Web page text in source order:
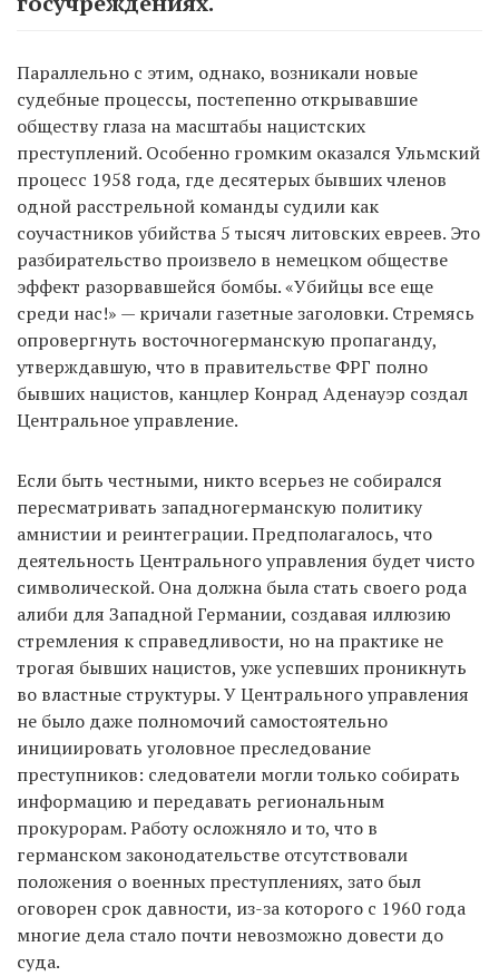
Параллельно с этим, однако, возникали новые
судебные процессы, постепенно открывавшие
обществу глаза на масштабы нацистских
преступлений. Особенно громким оказался Ульмский
процесс 1958 года, где десятерых бывших членов
одной расстрельной команды судили как
соучастников убийства 5 тысяч литовских евреев. Это
разбирательство произвело в немецком обществе
эффект разорвавшейся бомбы. «Убийцы все еще
среди нас!» — кричали газетные заголовки. Стремясь
опровергнуть восточногерманскую пропаганду,
утверждавшую, что в правительстве ФРГ полно
бывших нацистов, канцлер Конрад Аденауэр создал
Центральное управление.
Если быть честными, никто всерьез не собирался
пересматривать западногерманскую политику
амнистии и реинтеграции. Предполагалось, что
деятельность Центрального управления будет чисто
символической. Она должна была стать своего рода
алиби для Западной Германии, создавая иллюзию
стремления к справедливости, но на практике не
трогая бывших нацистов, уже успевших проникнуть
во властные структуры. У Центрального управления
не было даже полномочий самостоятельно
инициировать уголовное преследование
преступников: следователи могли только собирать
информацию и передавать региональным
прокурорам. Работу осложняло и то, что в
германском законодательстве отсутствовали
положения о военных преступлениях, зато был
оговорен срок давности, из-за которого с 1960 года
многие дела стало почти невозможно довести до
суда.